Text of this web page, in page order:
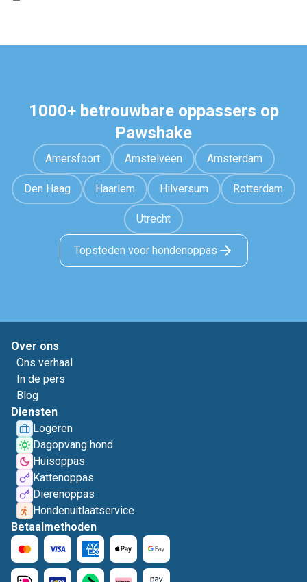
1000+ betrouwbare oppassers op
Pawshake
Amersfoort Amstelveen Amsterdam
Den Haag Haarlem Hilversum Rotterdam
Utrecht
Topsteden voor hondenoppas
Over ons
Ons verhaal
In de pers
Blog
Diensten
Logeren
Dagopvang hond
Huisoppas
Kattenoppas
Dierenoppas
Hondenuitlaatservice
Betaalmethoden